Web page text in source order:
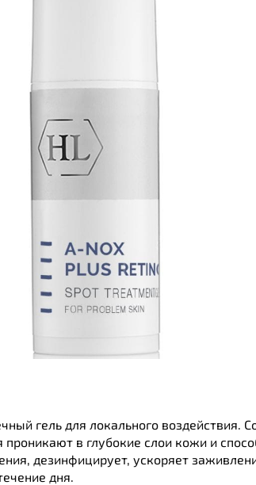
гель для локального
в глубокие слои кожи и
дезинфицирует, ускоряет
дня.